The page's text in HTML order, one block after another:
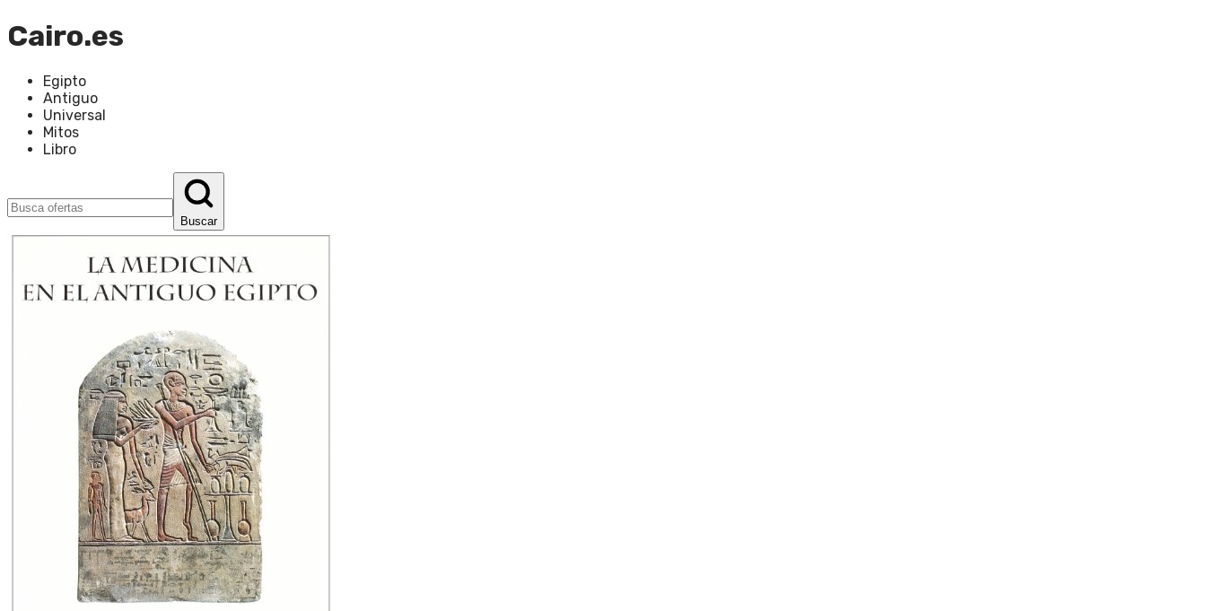
Cairo.es
Egipto
Antiguo
Universal
Mitos
Libro
Buscar